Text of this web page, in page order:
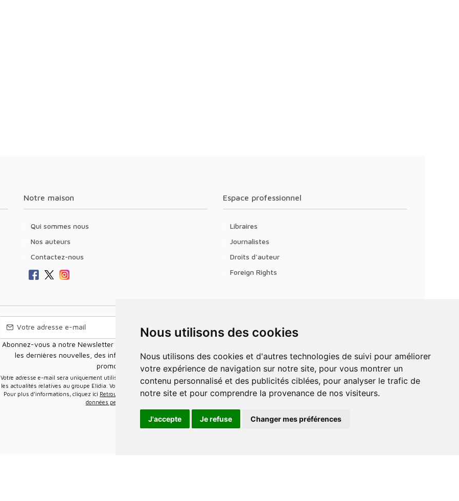
Nous utilisons des cookies
Nous utilisons des cookies et d'autres technologies de suivi pour améliorer
votre expérience de navigation sur notre site, pour vous montrer un
contenu personnalisé et des publicités ciblées, pour analyser le trafic de
notre site et pour comprendre la provenance de nos visiteurs.
J'accepte Je refuse Changer mes préférences
Notre maison
Qui sommes nous
Nos auteurs
Contactez-nous
Espace professionnel
Libraires
Journalistes
Droits d'auteur
Foreign Rights
Abonnez-vous à notre Newsletter pour recevoir nos nouvelles offres,
les dernières nouvelles, des informations sur les ventes et les
promotions.
Votre adresse e-mail sera uniquement utilisée pour vous envoyer des informations sur
les actualités relatives au groupe Elidia. Vous pouvez vous désinscrire à tout moment.
Pour plus d’informations, cliquez ici Retrouvez ici notre politique de protection de vos
données personnelles